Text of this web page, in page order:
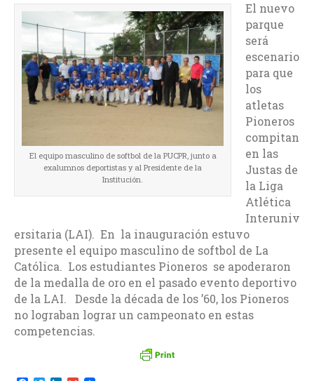
El equipo masculino de softbol de la PUCPR, junto a
exalumnos deportistas y al Presidente de la
Institución.
El nuevo
parque
será
escenario
para que
los
atletas
Pioneros
compitan
en las
Justas de
la Liga
Atlética
Interuniv
ersitaria (LAI). En la inauguración estuvo
presente el equipo masculino de softbol de La
Católica. Los estudiantes Pioneros se apoderaron
de la medalla de oro en el pasado evento deportivo
de la LAI. Desde la década de los ’60, los Pioneros
no lograban lograr un campeonato en estas
competencias.